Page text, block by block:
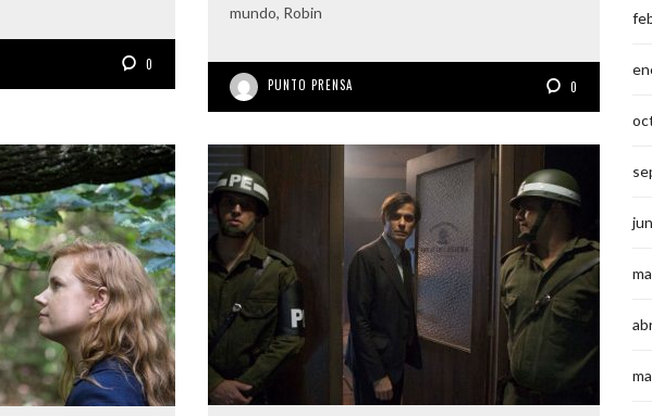
0
mundo, Robin
PUNTO PRENSA 0